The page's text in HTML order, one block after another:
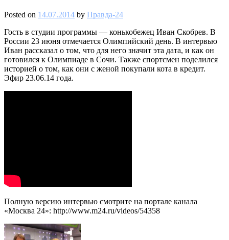
Posted on 14.07.2014 by Правда-24
Гость в студии программы — конькобежец Иван Скобрев. В
России 23 июня отмечается Олимпийский день. В интервью
Иван рассказал о том, что для него значит эта дата, и как он
готовился к Олимпиаде в Сочи. Также спортсмен поделился
историей о том, как они с женой покупали кота в кредит.
Эфир 23.06.14 года.
Полную версию интервью смотрите на портале канала
«Москва 24»: http://www.m24.ru/videos/54358